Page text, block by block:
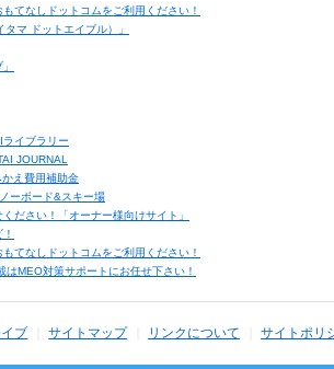
てなしドットコムをご利用ください！
マ ドットエイブル）」
イブラリー
JOURNAL
え費用補助金
ーボード&スキー場
ださい！「オーナー様向けサイト」
てなしドットコムをご利用ください！
MEO対策サポートにお任せ下さい！
ブ サイトマップ リンクについて サイトポリ